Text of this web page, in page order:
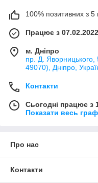
100% позитивних з 5
Працює з 07.02.2022
м. Дніпро
пр. Д.
49070), Дніпро,
Контакти
Сьогодні працює з
Показати весь
Про нас
Контакти